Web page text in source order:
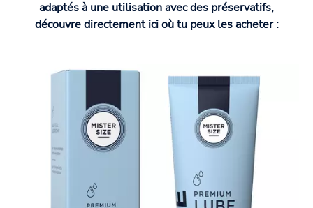
adaptés à une utilisation avec des préservatifs,
découvre directement ici où tu peux les acheter :